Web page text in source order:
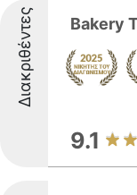
Διακριθέντες Bakery
9.1